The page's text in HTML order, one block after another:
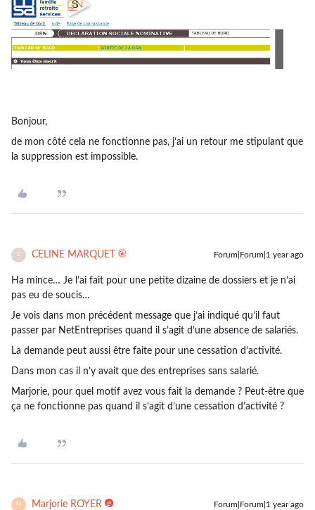
Bonjour,
de mon côté cela ne fonctionne pas, j’ai un retour me stipulant que
la suppression est impossible.
C CELINE MARQUET Forum|Forum|1 year ago
Ha mince… Je l’ai fait pour une petite dizaine de dossiers et je n’ai
pas eu de soucis…
Je vois dans mon précédent message que j’ai indiqué qu’il faut
passer par NetEntreprises quand il s’agit d’une absence de salariés.
La demande peut aussi être faite pour une cessation d’activité.
Dans mon cas il n’y avait que des entreprises sans salarié.
Marjorie, pour quel motif avez vous fait la demande ? Peut-être que
ça ne fonctionne pas quand il s’agit d’une cessation d’activité ?
M Marjorie ROYER Forum|Forum|1 year ago